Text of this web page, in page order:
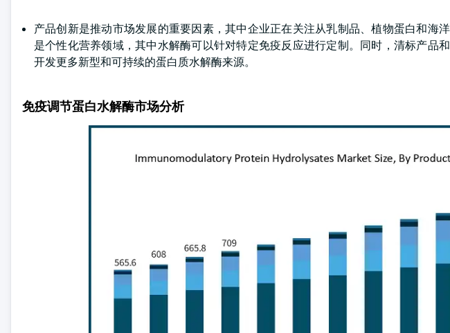
产品创新是推动市场发展的重要因素，其中企业正在关注从乳制品、植物蛋白和海
是个性化营养领域，其中水解酶可以针对特定免疫反应进行定制。同时，清标产品
开发更多新型和可持续的蛋白质水解酶来源。
免疫调节蛋白水解酶市场分析